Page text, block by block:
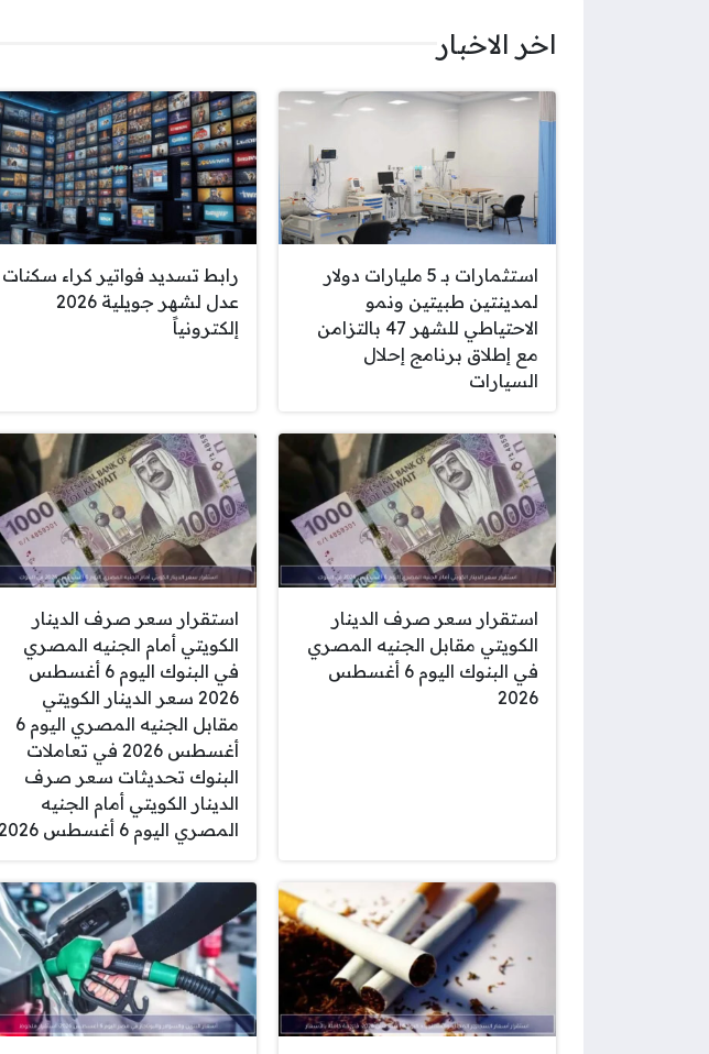
اخر الاخبار
استثمارات بـ 5 مليارات دولار
لمدينتين طبيتين ونمو
الاحتياطي للشهر 47 بالتزامن
مع إطلاق برنامج إحلال
السيارات
رابط تسديد فواتير كراء سكنات
عدل لشهر جويلية 2026
إلكترونياً
استقرار سعر صرف الدينار
الكويتي مقابل الجنيه المصري
في البنوك اليوم 6 أغسطس
2026
استقرار سعر صرف الدينار
الكويتي أمام الجنيه المصري
في البنوك اليوم 6 أغسطس
2026 سعر الدينار الكويتي
مقابل الجنيه المصري اليوم 6
أغسطس 2026 في تعاملات
البنوك تحديثات سعر صرف
الدينار الكويتي أمام الجنيه
المصري اليوم 6 أغسطس 2026